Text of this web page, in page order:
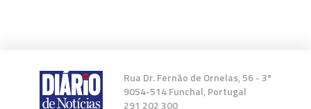
Rua Dr. Fernão de Ornelas, 56 - 3º
9054-514 Funchal, Portugal
291 202 300